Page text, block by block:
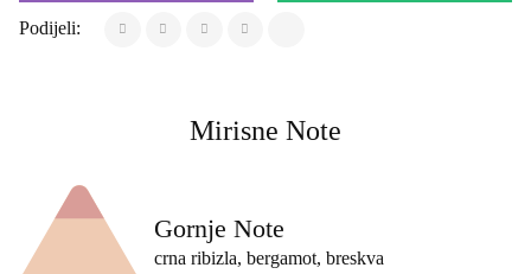
Podijeli:
Mirisne Note
Gornje Note
crna ribizla, bergamot, breskva